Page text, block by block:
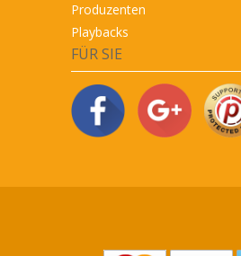
Produzenten
Playbacks
FÜR SIE